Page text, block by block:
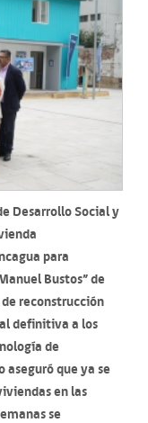
Desarrollo Social y
para
Bustos” de
reconstrucción
definitiva a los
de
que ya se
en las
se